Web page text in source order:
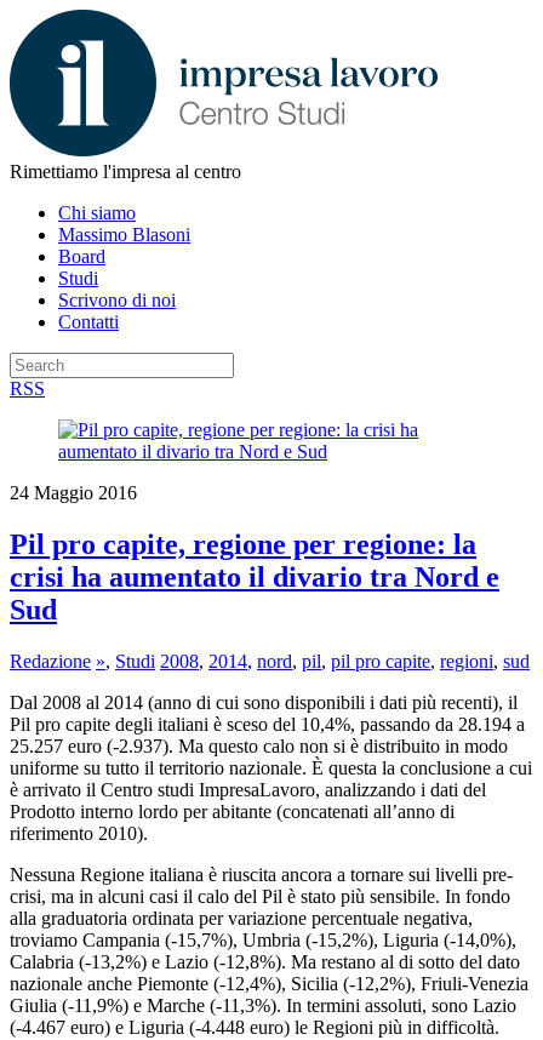
Rimettiamo l'impresa al centro
Chi siamo
Massimo Blasoni
Board
Studi
Scrivono di noi
Contatti
RSS
24 Maggio 2016
Pil pro capite, regione per regione: la
crisi ha aumentato il divario tra Nord e
Sud
Redazione », Studi 2008, 2014, nord, pil, pil pro capite, regioni, sud
Dal 2008 al 2014 (anno di cui sono disponibili i dati più recenti), il
Pil pro capite degli italiani è sceso del 10,4%, passando da 28.194 a
25.257 euro (-2.937). Ma questo calo non si è distribuito in modo
uniforme su tutto il territorio nazionale. È questa la conclusione a cui
è arrivato il Centro studi ImpresaLavoro, analizzando i dati del
Prodotto interno lordo per abitante (concatenati all’anno di
riferimento 2010).
Nessuna Regione italiana è riuscita ancora a tornare sui livelli pre-
crisi, ma in alcuni casi il calo del Pil è stato più sensibile. In fondo
alla graduatoria ordinata per variazione percentuale negativa,
troviamo Campania (-15,7%), Umbria (-15,2%), Liguria (-14,0%),
Calabria (-13,2%) e Lazio (-12,8%). Ma restano al di sotto del dato
nazionale anche Piemonte (-12,4%), Sicilia (-12,2%), Friuli-Venezia
Giulia (-11,9%) e Marche (-11,3%). In termini assoluti, sono Lazio
(-4.467 euro) e Liguria (-4.448 euro) le Regioni più in difficoltà.